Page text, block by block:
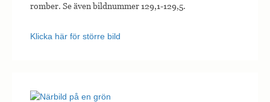
romber. Se även bildnummer 129,1-129,5.
Klicka här för större bild